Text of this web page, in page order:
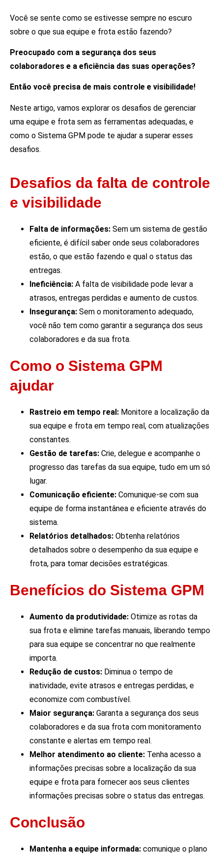
Você se sente como se estivesse sempre no escuro
sobre o que sua equipe e frota estão fazendo?
Preocupado com a segurança dos seus
colaboradores e a eficiência das suas operações?
Então você precisa de mais controle e visibilidade!
Neste artigo, vamos explorar os desafios de gerenciar
uma equipe e frota sem as ferramentas adequadas, e
como o Sistema GPM pode te ajudar a superar esses
desafios.
Desafios da falta de controle
e visibilidade
Falta de informações: Sem um sistema de gestão
eficiente, é difícil saber onde seus colaboradores
estão, o que estão fazendo e qual o status das
entregas.
Ineficiência: A falta de visibilidade pode levar a
atrasos, entregas perdidas e aumento de custos.
Insegurança: Sem o monitoramento adequado,
você não tem como garantir a segurança dos seus
colaboradores e da sua frota.
Como o Sistema GPM
ajudar
Rastreio em tempo real: Monitore a localização da
sua equipe e frota em tempo real, com atualizações
constantes.
Gestão de tarefas: Crie, delegue e acompanhe o
progresso das tarefas da sua equipe, tudo em um só
lugar.
Comunicação eficiente: Comunique-se com sua
equipe de forma instantânea e eficiente através do
sistema.
Relatórios detalhados: Obtenha relatórios
detalhados sobre o desempenho da sua equipe e
frota, para tomar decisões estratégicas.
Benefícios do Sistema GPM
Aumento da produtividade: Otimize as rotas da
sua frota e elimine tarefas manuais, liberando tempo
para sua equipe se concentrar no que realmente
importa.
Redução de custos: Diminua o tempo de
inatividade, evite atrasos e entregas perdidas, e
economize com combustível.
Maior segurança: Garanta a segurança dos seus
colaboradores e da sua frota com monitoramento
constante e alertas em tempo real.
Melhor atendimento ao cliente: Tenha acesso a
informações precisas sobre a localização da sua
equipe e frota para fornecer aos seus clientes
informações precisas sobre o status das entregas.
Conclusão
Mantenha a equipe informada: comunique o plano